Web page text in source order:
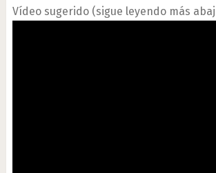
Vídeo sugerido (sigue leyendo más